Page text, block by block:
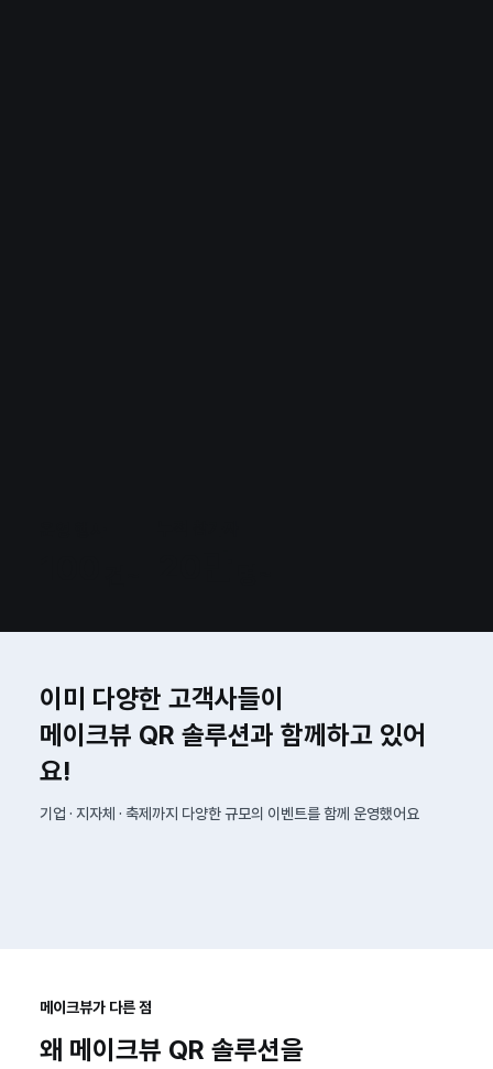
이미 다양한 고객사들이
메이크뷰 QR 솔루션과 함께하고 있어
요!
기업 · 지자체 · 축제까지 다양한 규모의 이벤트를 함께 운영했어요
메이크뷰가 다른 점
왜 메이크뷰 QR 솔루션을